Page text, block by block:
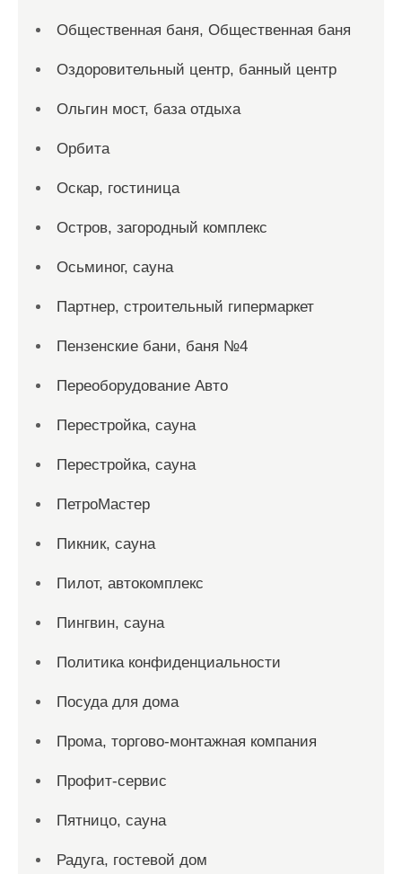
Общественная баня, Общественная баня
Оздоровительный центр, банный центр
Ольгин мост, база отдыха
Орбита
Оскар, гостиница
Остров, загородный комплекс
Осьминог, сауна
Партнер, строительный гипермаркет
Пензенские бани, баня №4
Переоборудование Авто
Перестройка, сауна
Перестройка, сауна
ПетроМастер
Пикник, сауна
Пилот, автокомплекс
Пингвин, сауна
Политика конфиденциальности
Посуда для дома
Прома, торгово-монтажная компания
Профит-сервис
Пятницо, сауна
Радуга, гостевой дом